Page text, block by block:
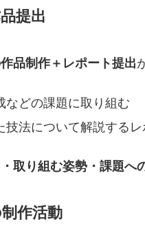
提出
品制作＋レポート提出
などの課題に取り組む
技法について解説する
取り組む姿勢・課題へ
作活動